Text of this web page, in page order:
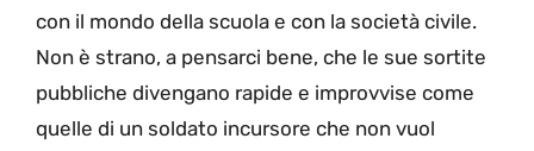
con il mondo della scuola e con la società civile.
Non è strano, a pensarci bene, che le sue sortite
pubbliche divengano rapide e improvvise come
quelle di un soldato incursore che non vuol